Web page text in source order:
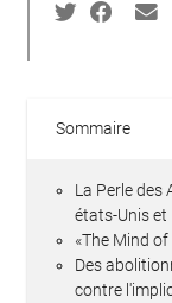
Sommaire
La Perle des
états-Unis
«The Mind
Des
contre